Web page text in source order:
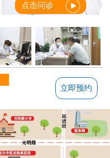
点击问诊
立即预约